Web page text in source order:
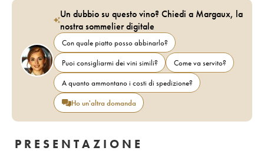
Un dubbio su questo vino? Chiedi a Margaux, la
nostra sommelier digitale
Con quale piatto posso abbinarlo?
Puoi consigliarmi dei vini simili?
Come va servito?
A quanto ammontano i costi di spedizione?
Ho un'altra domanda
PRESENTAZIONE